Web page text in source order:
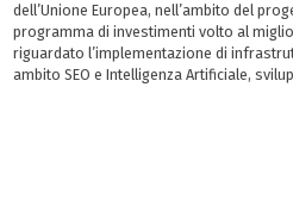
dell’Unione Europea, nell’ambito del
programma di investimenti volto al
riguardato l’implementazione di
ambito SEO e Intelligenza Artificiale,